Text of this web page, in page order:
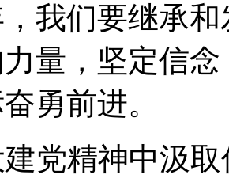
我们要继承
量，坚定信
勇前进。
党精神中汲取